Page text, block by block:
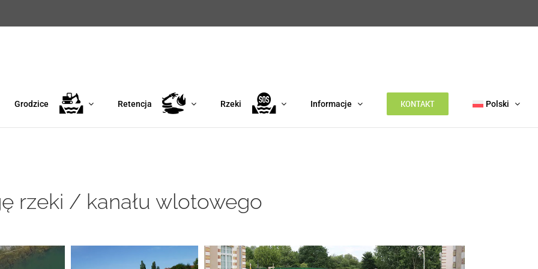
Grodzice Retencja Rzeki Informacje KONTAKT Polski
rzeki / kanału wlotowego